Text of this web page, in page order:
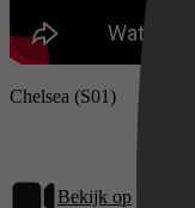
Chelsea (S01)
Bekijk op